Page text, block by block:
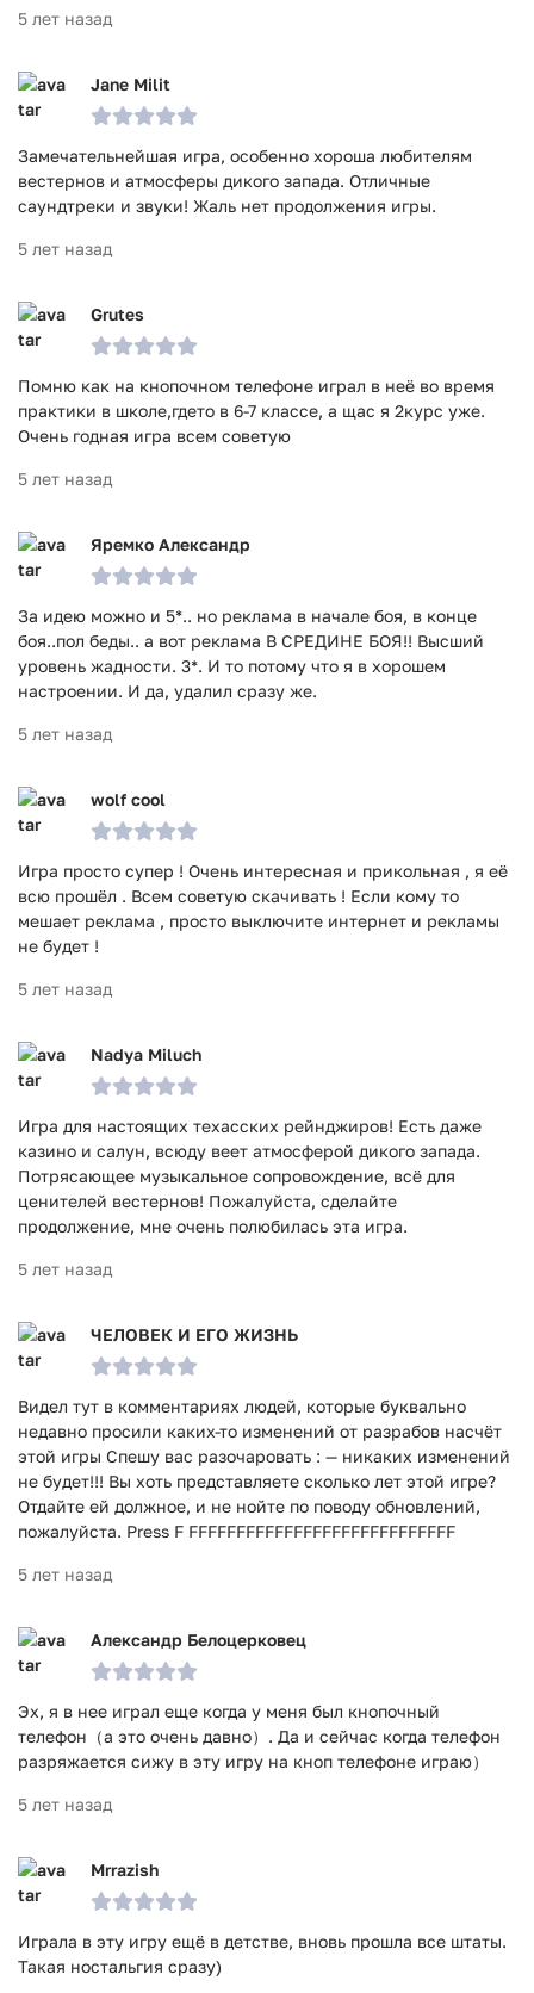
5 лет назад
Jane Milit
Замечательнейшая игра, особенно хороша любителям
вестернов и атмосферы дикого запада. Отличные
саундтреки и звуки! Жаль нет продолжения игры.
5 лет назад
Grutes
Помню как на кнопочном телефоне играл в неё во время
практики в школе,гдето в 6-7 классе, а щас я 2курс уже.
Очень годная игра всем советую
5 лет назад
Яремко Александр
За идею можно и 5*.. но реклама в начале боя, в конце
боя..пол беды.. а вот реклама В СРЕДИНЕ БОЯ!! Высший
уровень жадности. 3*. И то потому что я в хорошем
настроении. И да, удалил сразу же.
5 лет назад
wolf cool
Игра просто супер ! Очень интересная и прикольная , я её
всю прошёл . Всем советую скачивать ! Если кому то
мешает реклама , просто выключите интернет и рекламы
не будет !
5 лет назад
Nadya Miluch
Игра для настоящих техасских рейнджиров! Есть даже
казино и салун, всюду веет атмосферой дикого запада.
Потрясающее музыкальное сопровождение, всё для
ценителей вестернов! Пожалуйста, сделайте
продолжение, мне очень полюбилась эта игра.
5 лет назад
ЧЕЛОВЕК И ЕГО ЖИЗНЬ
Видел тут в комментариях людей, которые буквально
недавно просили каких-то изменений от разрабов насчёт
этой игры Спешу вас разочаровать : — никаких изменений
не будет!!! Вы хоть представляете сколько лет этой игре?
Отдайте ей должное, и не нойте по поводу обновлений,
пожалуйста. Press F FFFFFFFFFFFFFFFFFFFFFFFFFFFF
5 лет назад
Александр Белоцерковец
Эх, я в нее играл еще когда у меня был кнопочный
телефон（а это очень давно）. Да и сейчас когда телефон
разряжается сижу в эту игру на кноп телефоне играю）
5 лет назад
Mrrazish
Играла в эту игру ещё в детстве, вновь прошла все штаты.
Такая ностальгия сразу)